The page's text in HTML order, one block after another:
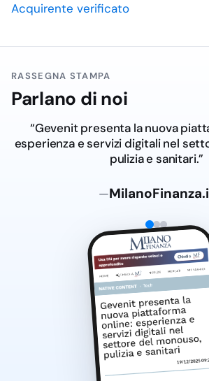
Acquirente verificato
RASSEGNA STAMPA
Parlano di noi
“Gevenit presenta la nuova
esperienza e servizi digitali nel
pulizia e sanitari.”
—